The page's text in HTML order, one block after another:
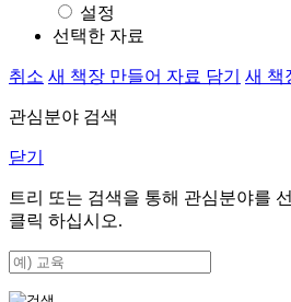
설정
선택한 자료
취소 새 책장 만들어 자료 담기 새 책
관심분야 검색
닫기
트리 또는 검색을 통해 관심분야를
클릭 하십시오.